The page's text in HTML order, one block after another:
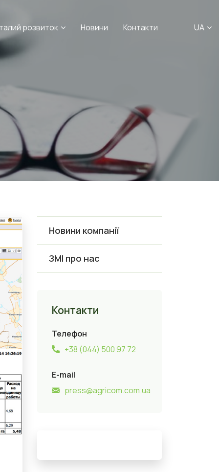
розвиток Новини Контакти UA
Новини компанії
ЗМІ про нас
Контакти
Телефон
+38 (044) 500 97 72
E-mail
press@agricom.com.ua